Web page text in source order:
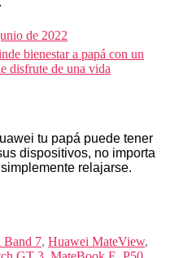
de 2022
bienestar a papá con un
disfrute de una vida
tu papá puede tener
dispositivos, no importa
relajarse.
Band 7, Huawei MateView,